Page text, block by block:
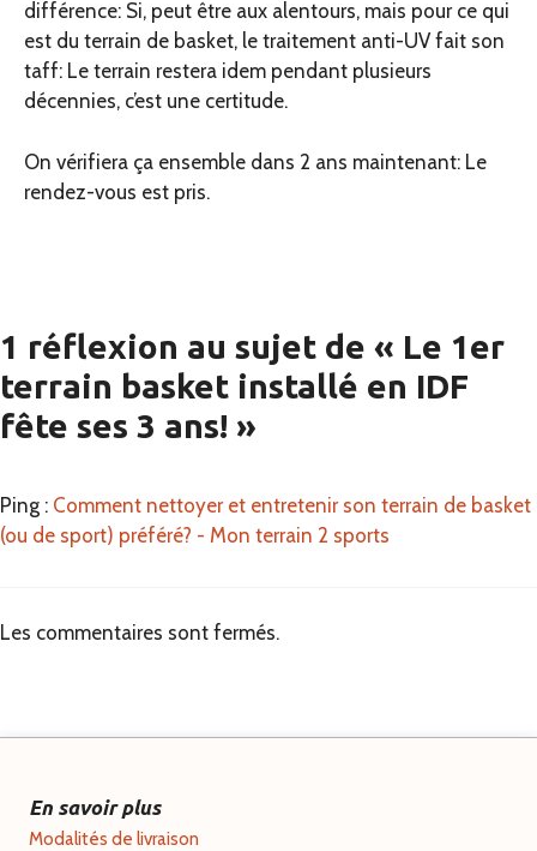
différence: Si, peut être aux alentours, mais pour ce qui
est du terrain de basket, le traitement anti-UV fait son
taff: Le terrain restera idem pendant plusieurs
décennies, c’est une certitude.
On vérifiera ça ensemble dans 2 ans maintenant: Le
rendez-vous est pris.
1 réflexion au sujet de « Le 1er
terrain basket installé en IDF
fête ses 3 ans! »
Ping : Comment nettoyer et entretenir son terrain de basket
(ou de sport) préféré? - Mon terrain 2 sports
Les commentaires sont fermés.
En savoir plus
Modalités de livraison